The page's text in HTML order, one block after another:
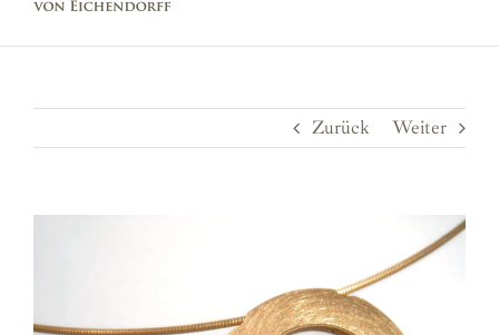
Zurück Weiter